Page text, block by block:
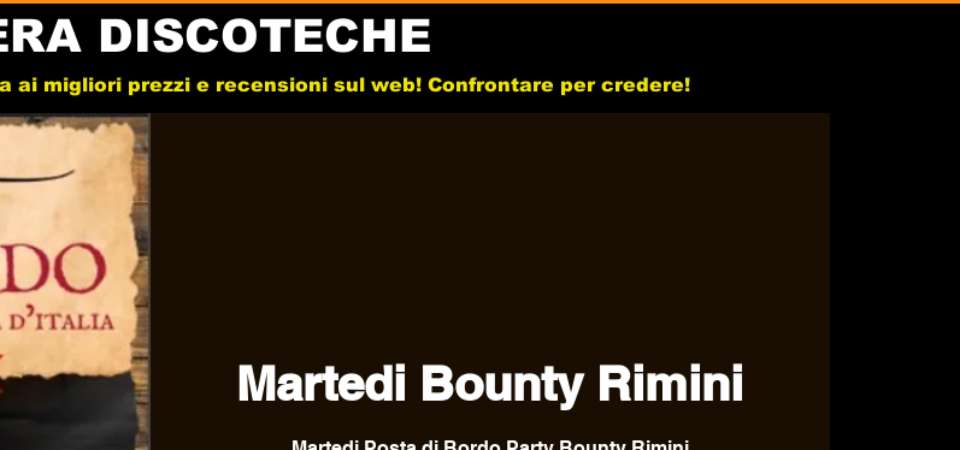
DISCOTECHE
ai migliori prezzi e recensioni sul web! Confrontare per credere!
Martedi Bounty Rimini